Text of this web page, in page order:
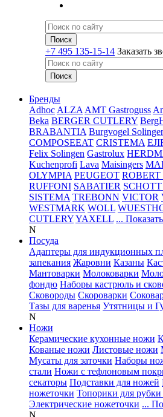
+7 495 135-15-14 Заказать
Бренды
Adhoc ALZA AMT Gastroguss
Beka BERGER CUTLERY
BRABANTIA Burgvogel
COMPOSEEAT CRISTEMA
Felix Solingen Gastrolux
Kuchenprofi Lava Maisingers
OLYMPIA PEUGEOT
RUFFONI SABATIER
SISTEMA TREBONN VICTOR
WESTMARK WOLL
CUTLERYYAXELL ...
N
Посуда
Адаптеры для индукционных
запекания Жаровни Казаны
Мантоварки Молоковарки
фондю Наборы кастрюль и
Сковороды Скороварки
Тазы для варенья Утятницы и
N
Ножи
Керамические кухонные ножи
Кованые ножи Листовые ножи
Мусаты для заточки Наборы
стали Ножи с тефлоновым
секаторы Подставки для ножей
ножеточки Топорики для рубки
Электрические ножеточки ...
N